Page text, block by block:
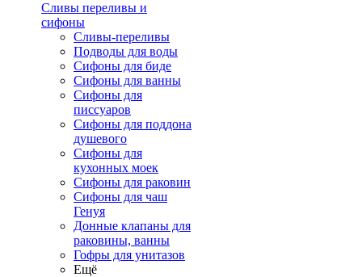
Сливы переливы и
сифоны
Сливы-переливы
Подводы для воды
Сифоны для биде
Сифоны для ванны
Сифоны для
писсуаров
Сифоны для поддона
душевого
Сифоны для
кухонных моек
Сифоны для раковин
Сифоны для чаш
Генуя
Донные клапаны для
раковины, ванны
Гофры для унитазов
Ещё